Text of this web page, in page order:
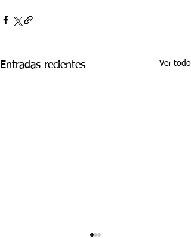
Entradas recientes Ver todo